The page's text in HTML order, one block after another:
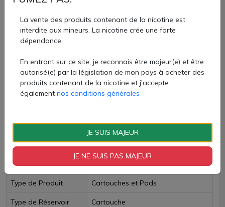
Quantité
Paiement 100% sécurisé
Fiche technique
Format logistique boite de 2pcs
Type de Produit Cartouches et Pods
Type de Réservoir Cartouche
La vente des produits contenant de la nicotine est
interdite aux mineurs. La nicotine crée une forte
dépendance.
En entrant sur ce site, je reconnais être majeur(e) et être
autorisé(e) par la législation de mon pays à acheter des
produits contenant de la nicotine et j'accepte
également nos conditions générales
JE SUIS MAJEUR
JE NE SUIS PAS MAJEUR